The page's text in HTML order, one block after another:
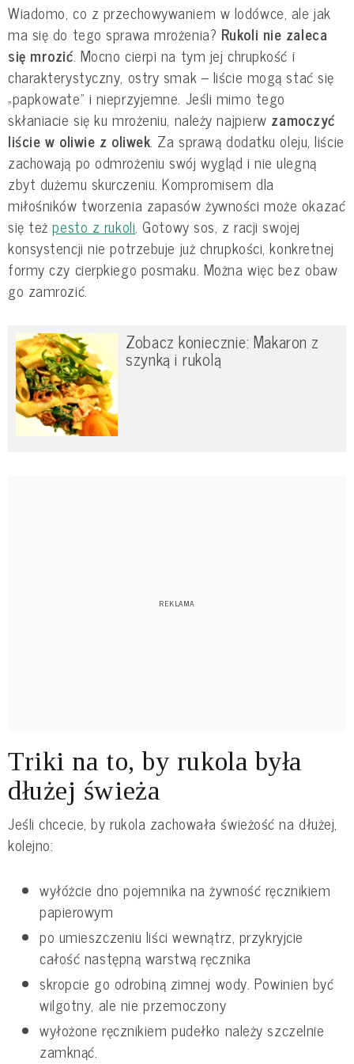
Wiadomo, co z przechowywaniem w lodówce, ale jak
ma się do tego sprawa mrożenia? Rukoli nie zaleca
się mrozić. Mocno cierpi na tym jej chrupkość i
charakterystyczny, ostry smak – liście mogą stać się
„papkowate” i nieprzyjemne. Jeśli mimo tego
skłaniacie się ku mrożeniu, należy najpierw zamoczyć
liście w oliwie z oliwek. Za sprawą dodatku oleju, liście
zachowają po odmrożeniu swój wygląd i nie ulegną
zbyt dużemu skurczeniu. Kompromisem dla
miłośników tworzenia zapasów żywności może okazać
się teżpesto z rukoli. Gotowy sos, z racji swojej
konsystencji nie potrzebuje już chrupkości, konkretnej
formy czy cierpkiego posmaku. Można więc bez obaw
go zamrozić.
Zobacz koniecznie: Makaron z
szynką i rukolą
Triki na to, by rukola była
dłużej świeża
Jeśli chcecie, by rukola zachowała świeżość na dłużej,
kolejno:
wyłóżcie dno pojemnika na żywność ręcznikiem
papierowym
po umieszczeniu liści wewnątrz, przykryjcie
całość następną warstwą ręcznika
skropcie go odrobiną zimnej wody. Powinien być
wilgotny, ale nie przemoczony
wyłożone ręcznikiem pudełko należy szczelnie
zamknąć.